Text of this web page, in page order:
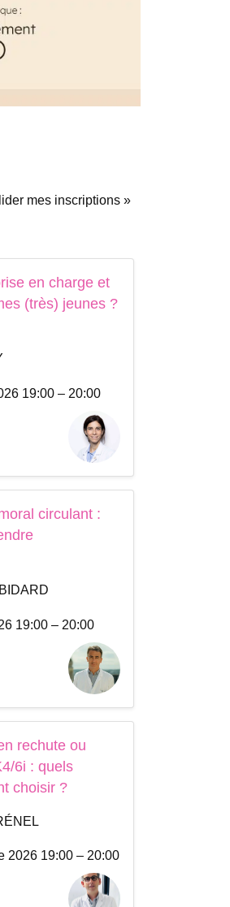
mes inscriptions »
en charge et
(très) jeunes ?
19:00 – 20:00
circulant :
19:00 – 20:00
rechute ou
6i : quels
choisir ?
2026 19:00 – 20:00